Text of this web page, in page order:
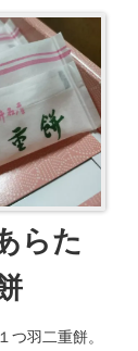
らた
つ羽二重餅。